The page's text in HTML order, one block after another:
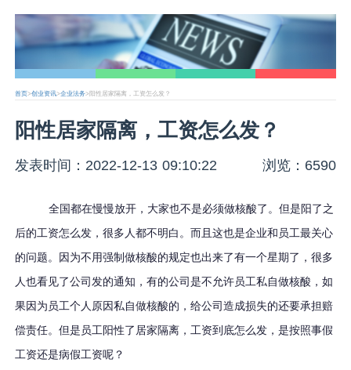
首页>创业资讯>企业法务>阳性居家隔离，工资怎么发？
阳性居家隔离，工资怎么发？
发表时间：2022-12-13 09:10:22 浏览：6590
全国都在慢慢放开，大家也不是必须做核酸了。但是阳了之
后的工资怎么发，很多人都不明白。而且这也是企业和员工最关心
的问题。因为不用强制做核酸的规定也出来了有一个星期了，很多
人也看见了公司发的通知，有的公司是不允许员工私自做核酸，如
果因为员工个人原因私自做核酸的，给公司造成损失的还要承担赔
偿责任。但是员工阳性了居家隔离，工资到底怎么发，是按照事假
工资还是病假工资呢？